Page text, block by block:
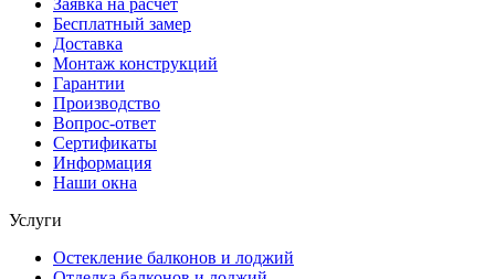
Заявка на расчет
Бесплатный замер
Доставка
Монтаж конструкций
Гарантии
Производство
Вопрос-ответ
Сертификаты
Информация
Наши окна
Услуги
Остекление балконов и лоджий